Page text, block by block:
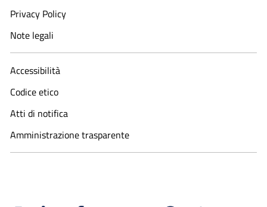
Privacy Policy
Note legali
Accessibilità
Codice etico
Atti di notifica
Amministrazione trasparente